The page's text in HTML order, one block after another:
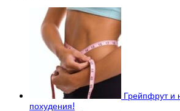
Грейпфрут и
похудения!